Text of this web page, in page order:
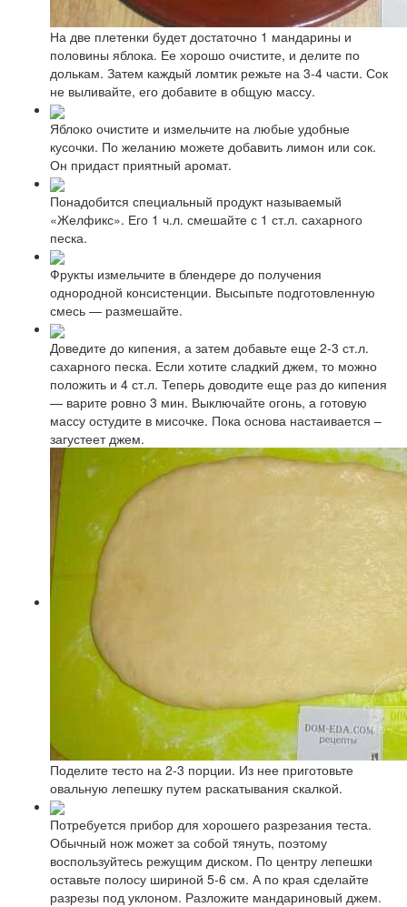
На две плетенки будет достаточно 1 мандарины и
половины яблока. Ее хорошо очистите, и делите по
долькам. Затем каждый ломтик режьте на 3-4 части. Сок
не выливайте, его добавите в общую массу.
Яблоко очистите и измельчите на любые удобные
кусочки. По желанию можете добавить лимон или сок.
Он придаст приятный аромат.
Понадобится специальный продукт называемый
«Желфикс». Его 1 ч.л. смешайте с 1 ст.л. сахарного
песка.
Фрукты измельчите в блендере до получения
однородной консистенции. Высыпьте подготовленную
смесь — размешайте.
Доведите до кипения, а затем добавьте еще 2-3 ст.л.
сахарного песка. Если хотите сладкий джем, то можно
положить и 4 ст.л. Теперь доводите еще раз до кипения
— варите ровно 3 мин. Выключайте огонь, а готовую
массу остудите в мисочке. Пока основа настаивается –
загустеет джем.
Поделите тесто на 2-3 порции. Из нее приготовьте
овальную лепешку путем раскатывания скалкой.
Потребуется прибор для хорошего разрезания теста.
Обычный нож может за собой тянуть, поэтому
воспользуйтесь режущим диском. По центру лепешки
оставьте полосу шириной 5-6 см. А по края сделайте
разрезы под уклоном. Разложите мандариновый джем.